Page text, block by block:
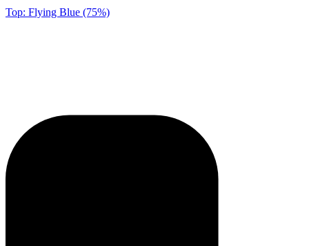
Top: Flying Blue (75%)